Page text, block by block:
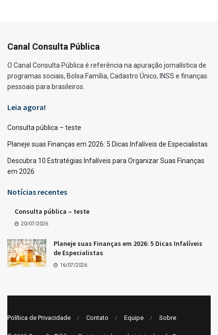
Canal Consulta Pública
O Canal Consulta Pública é referência na apuração jornalística de
programas sociais, Bolsa Família, Cadastro Único, INSS e finanças
pessoais para brasileiros.
Leia agora!
Consulta pública – teste
Planeje suas Finanças em 2026: 5 Dicas Infalíveis de Especialistas
Descubra 10 Estratégias Infalíveis para Organizar Suas Finanças
em 2026
Notícias recentes
Consulta pública – teste
20/07/2026
Planeje suas Finanças em 2026: 5 Dicas Infalíveis
de Especialistas
16/07/2026
Política de Privacidade Contato Equipe Sobre